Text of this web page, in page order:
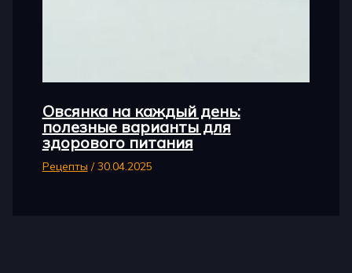
Овсянка на каждый день:
полезные варианты для
здорового питания
Рецепты /30.04.2025